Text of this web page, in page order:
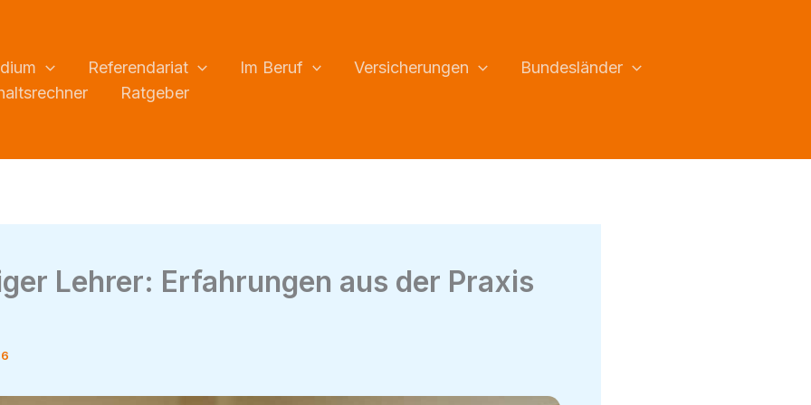
Referendariat Im Beruf Versicherungen
Bundesländer
Ratgeber
Lehrer: Erfahrungen aus der Praxis